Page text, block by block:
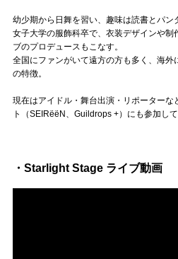
Official SNS
幼少期から日舞を習い、趣味は読書とパン
女子大学の服飾科卒で、衣装デザインや制
ブのプロデュースもこなす。
全国にファンがいて遠方の方も多く、海外
の特徴。
現在はアイドル・舞台出演・リポーターな
ト（SEIRëëN、Guildrops +）にも参加して
・Starlight Stage ライブ動画